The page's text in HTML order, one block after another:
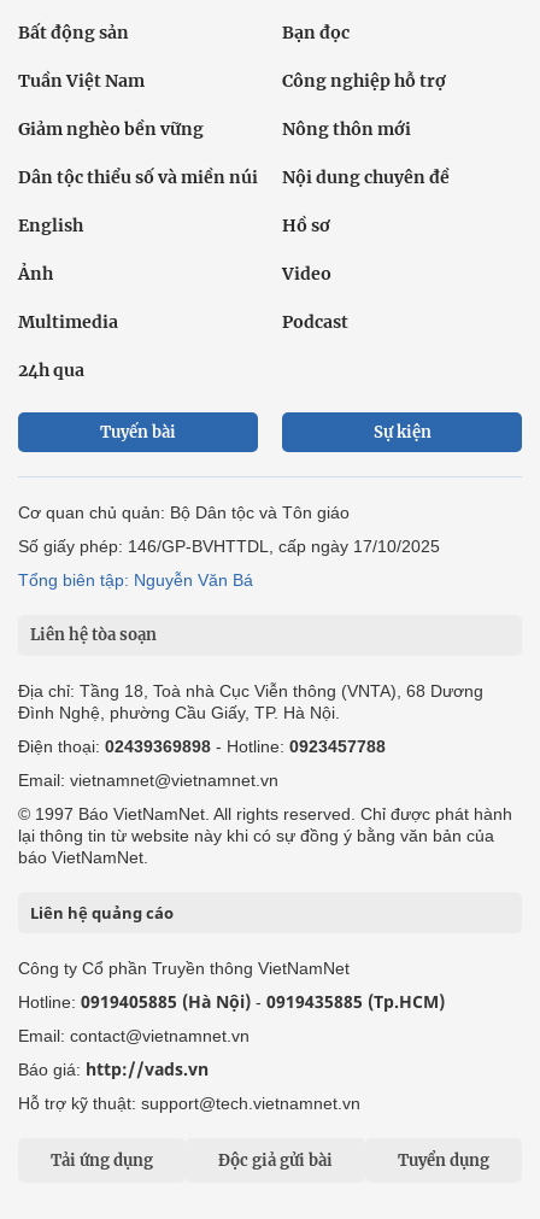
Bất động sản Bạn đọc
Tuần Việt Nam Công nghiệp hỗ trợ
Giảm nghèo bền vững Nông thôn mới
Dân tộc thiểu số và miền núi Nội dung chuyên đề
English Hồ sơ
Ảnh Video
Multimedia Podcast
24h qua
Tuyến bài Sự kiện
Cơ quan chủ quản: Bộ Dân tộc và Tôn giáo
Số giấy phép: 146/GP-BVHTTDL, cấp ngày 17/10/2025
Tổng biên tập: Nguyễn Văn Bá
Liên hệ tòa soạn
Địa chỉ: Tầng 18, Toà nhà Cục Viễn thông (VNTA), 68 Dương
Đình Nghệ, phường Cầu Giấy, TP. Hà Nội.
Điện thoại: 02439369898 - Hotline: 0923457788
Email: vietnamnet@vietnamnet.vn
© 1997 Báo VietNamNet. All rights reserved. Chỉ được phát hành
lại thông tin từ website này khi có sự đồng ý bằng văn bản của
báo VietNamNet.
Liên hệ quảng cáo
Công ty Cổ phần Truyền thông VietNamNet
Hotline: 0919405885 (Hà Nội) - 0919435885 (Tp.HCM)
Email: contact@vietnamnet.vn
Báo giá: http://vads.vn
Hỗ trợ kỹ thuật: support@tech.vietnamnet.vn
Tải ứng dụng Độc giả gửi bài Tuyển dụng